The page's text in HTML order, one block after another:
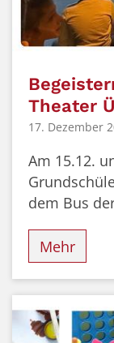
Theater
17. Dezember
Am 15.12.
dem Bus
Mehr